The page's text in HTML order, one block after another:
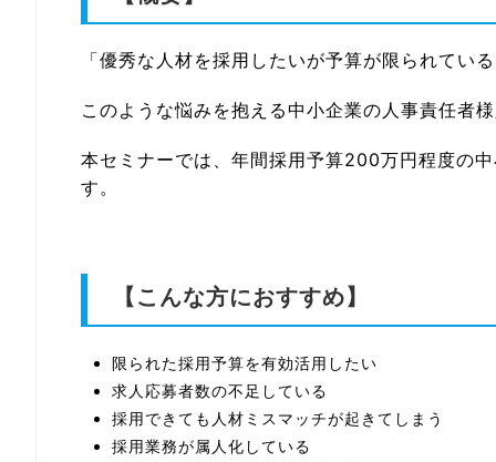
「優秀な人材を採用したいが予算が限られて
このような悩みを抱える中小企業の人事責任者
本セミナーでは、年間採用予算200万円程度の
す。
【こんな方におすすめ】
限られた採用予算を有効活用したい
求人応募者数の不足している
採用できても人材ミスマッチが起きてしまう
採用業務が属人化している